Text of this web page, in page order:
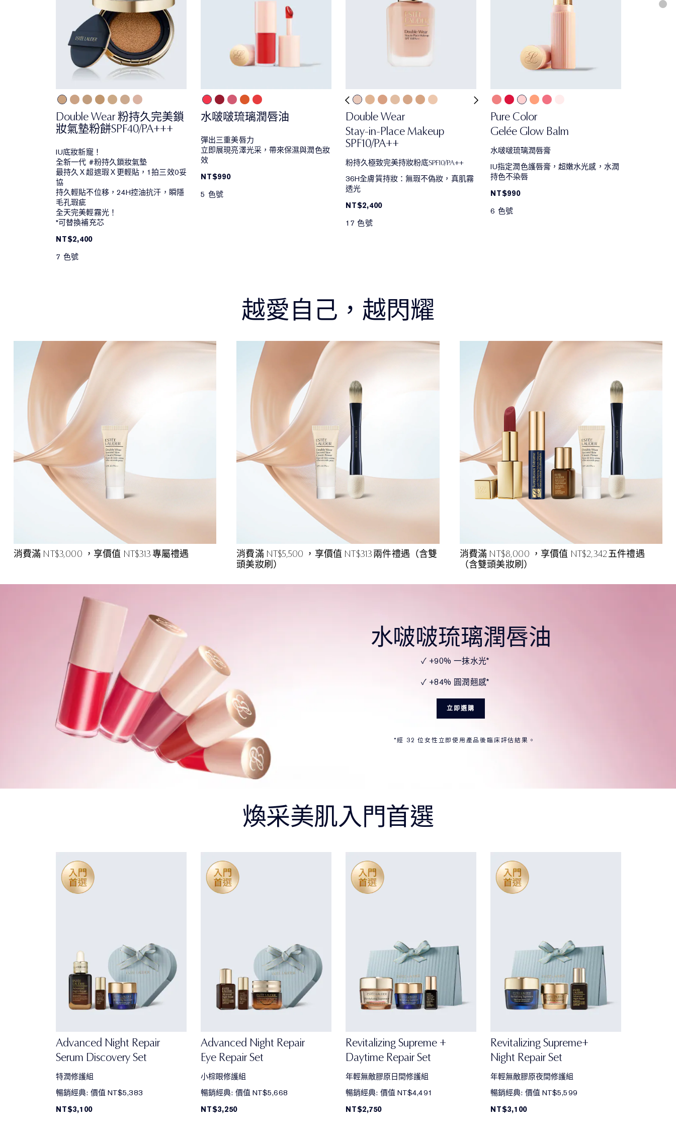
Double Wear 粉持久完美鎖
妝氣墊粉餅SPF40/PA+++
IU底妝新寵！
全新一代 #粉持久鎖妝氣墊
最持久Ｘ超遮瑕Ｘ更輕貼，1拍三效0妥
協
持久輕貼不位移，24H控油抗汗，瞬隱
毛孔瑕疵
全天完美輕霧光！
*可替換補充芯
NT$2,400
7 色號
水啵啵琉璃潤唇油
彈出三重美唇力
立即展現亮澤光采，帶來保濕與潤色妝
效
NT$990
5 色號
Double Wear
Stay-in-Place Makeup
SPF10/PA++
粉持久極致完美持妝粉底SPF10/PA++
36H全膚質持妝：無瑕不偽妝，真肌霧
透光
NT$2,400
17 色號
Pure Color
Gelée Glow Balm
水啵啵琉璃潤唇膏
IU指定潤色護唇膏，超嫩水光感，水潤
持色不染唇
NT$990
6 色號
越愛自己，越閃耀
消費滿 NT$3,000 ，享價值 NT$313 專屬禮遇
消費滿 NT$5,500 ，享價值 NT$313 兩件禮遇（含雙
頭美妝刷）
消費滿 NT$8,000 ，享價值 NT$2,342 五件禮遇
（含雙頭美妝刷）
水啵啵琉璃潤唇油
✓ +90% 一抹水光*
✓ +84% 圓潤翹感*
立即選購
*經 32 位女性立即使用產品後臨床評估結果。
煥采美肌入門首選
Advanced Night Repair
Serum Discovery Set
特潤修護組
暢銷經典: 價值 NT$5,383
NT$3,100
Advanced Night Repair
Eye Repair Set
小棕眼修護組
暢銷經典: 價值 NT$5,668
NT$3,250
Revitalizing Supreme +
Daytime Repair Set
年輕無敵膠原日間修護組
暢銷經典: 價值 NT$4,491
NT$2,750
Revitalizing Supreme+
Night Repair Set
年輕無敵膠原夜間修護組
暢銷經典: 價值 NT$5,599
NT$3,100